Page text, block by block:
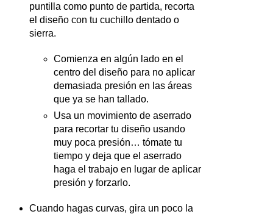
puntilla como punto de partida, recorta
el diseño con tu cuchillo dentado o
sierra.
Comienza en algún lado en el
centro del diseño para no aplicar
demasiada presión en las áreas
que ya se han tallado.
Usa un movimiento de aserrado
para recortar tu diseño usando
muy poca presión… tómate tu
tiempo y deja que el aserrado
haga el trabajo en lugar de aplicar
presión y forzarlo.
Cuando hagas curvas, gira un poco la